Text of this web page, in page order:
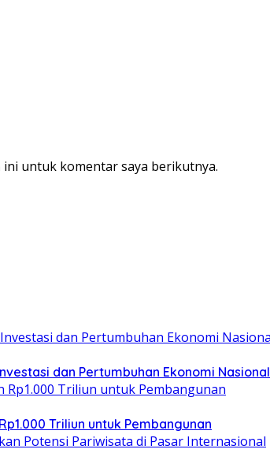
ini untuk komentar saya berikutnya.
dan Pertumbuhan Ekonomi Nasional
Triliun untuk Pembangunan